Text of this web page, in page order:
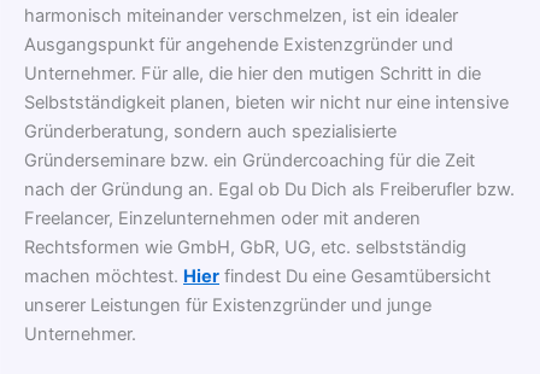
harmonisch miteinander verschmelzen, ist ein idealer
Ausgangspunkt für angehende Existenzgründer und
Unternehmer. Für alle, die hier den mutigen Schritt in die
Selbstständigkeit planen, bieten wir nicht nur eine intensive
Gründerberatung, sondern auch spezialisierte
Gründerseminare bzw. ein Gründercoaching für die Zeit
nach der Gründung an. Egal ob Du Dich als Freiberufler bzw.
Freelancer, Einzelunternehmen oder mit anderen
Rechtsformen wie GmbH, GbR, UG, etc. selbstständig
machen möchtest. Hier findest Du eine Gesamtübersicht
unserer Leistungen für Existenzgründer und junge
Unternehmer.